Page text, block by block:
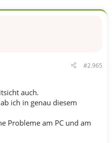
#2.965
auch.
ich in genau diesem
Probleme am PC und am